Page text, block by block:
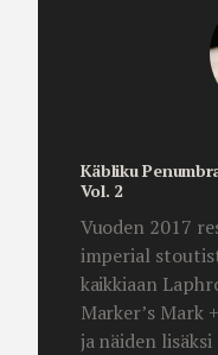
Käbliku
Vol. 2
Vuoden 2017
imperial
kaikkiaan
Marker’s
ja näiden